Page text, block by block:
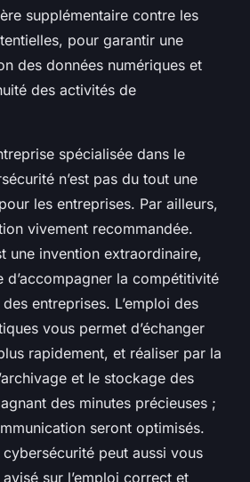
supplémentaire contre les
pour garantir une
des données numériques et
des activités de
spécialisée dans le
n’est pas du tout une
les entreprises. Par ailleurs,
vivement recommandée.
une invention extraordinaire,
d’accompagner la compétitivité
entreprises. L’emploi des
vous permet d’échanger
rapidement, et réaliser par la
et le stockage des
des minutes précieuses ;
seront optimisés.
peut aussi vous
sur l’emploi correct et